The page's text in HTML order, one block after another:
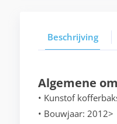
Beschrijving
Algemene
• Kunstof
• Bouwjaar: 2012>